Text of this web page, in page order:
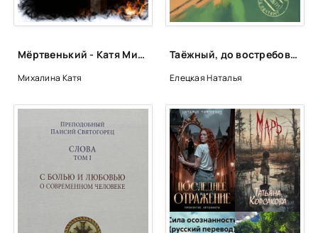
Мёртвенький - Катя Михалина
Михалина Катя
Таёжный, до востребования - Наталья Елецкая
Елецкая Наталья